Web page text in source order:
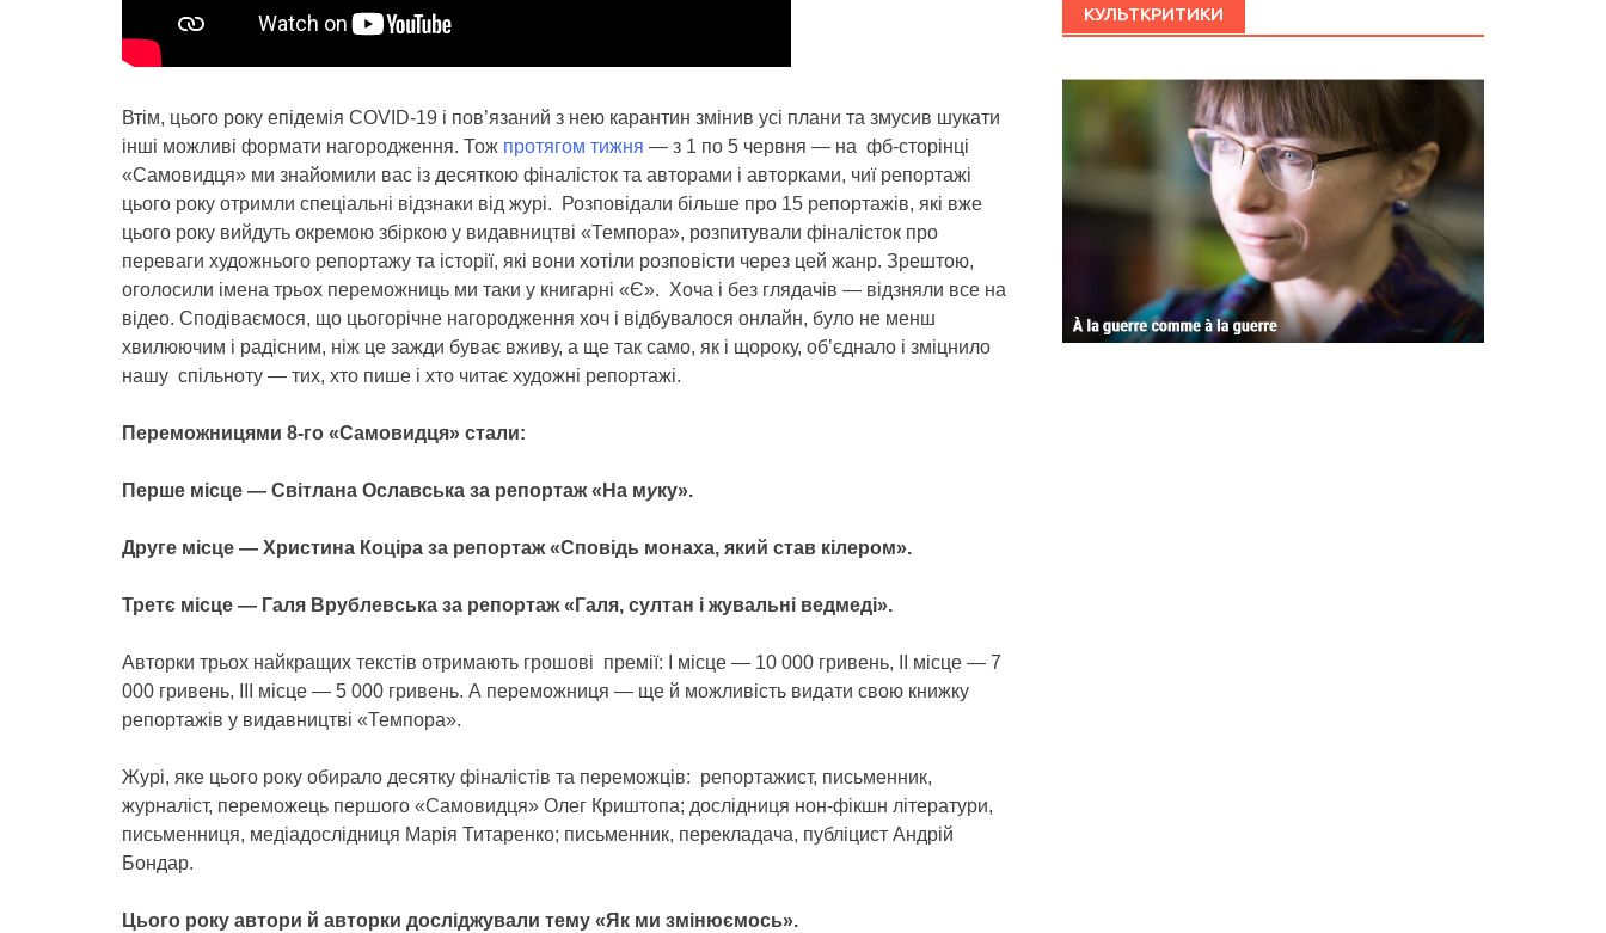
Втім, цього року епідемія COVID-19 і пов’язаний з нею карантин змінив усі плани та змусив шукати
інші можливі формати нагородження. Тож протягом тижня — з 1 по 5 червня — на фб-сторінці
«Самовидця» ми знайомили вас із десяткою фіналісток та авторами і авторками, чиї репортажі
цього року отримли спеціальні відзнаки від журі. Розповідали більше про 15 репортажів, які вже
цього року вийдуть окремою збіркою у видавництві «Темпора», розпитували фіналісток про
переваги художнього репортажу та історії, які вони хотіли розповісти через цей жанр. Зрештою,
оголосили імена трьох переможниць ми таки у книгарні «Є». Хоча і без глядачів — відзняли все на
відео. Сподіваємося, що цьогорічне нагородження хоч і відбувалося онлайн, було не менш
хвилюючим і радісним, ніж це зажди буває вживу, а ще так само, як і щороку, об’єднало і зміцнило
нашу спільноту — тих, хто пише і хто читає художні репортажі.
Переможницями 8-го «Самовидця» стали:
Перше місце — Світлана Ославська за репортаж «На муку».
Друге місце — Христина Коціра за репортаж «Сповідь монаха, який став кілером».
Третє місце — Галя Врублевська за репортаж «Галя, султан і жувальні ведмеді».
Авторки трьох найкращих текстів отримають грошові премії: І місце — 10 000 гривень, ІІ місце — 7
000 гривень, ІІІ місце — 5 000 гривень. А переможниця — ще й можливість видати свою книжку
репортажів у видавництві «Темпора».
Журі, яке цього року обирало десятку фіналістів та переможців: репортажист, письменник,
журналіст, переможець першого «Самовидця» Олег Криштопа; дослідниця нон-фікшн літератури,
письменниця, медіадослідниця Марія Титаренко; письменник, перекладача, публіцист Андрій
Бондар.
Цього року автори й авторки досліджували тему «Як ми змінюємось».
КУЛЬТКРИТИКИ